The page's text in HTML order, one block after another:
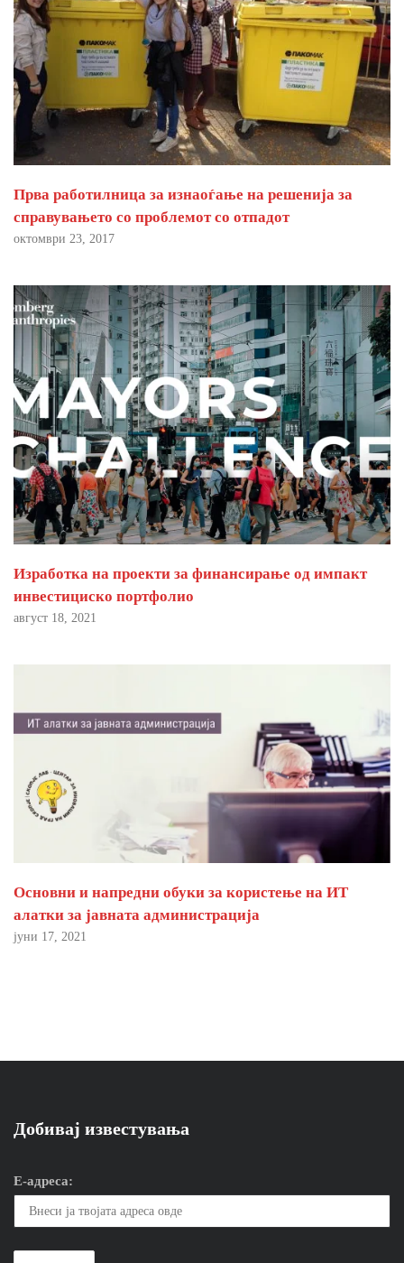
Прва работилница за изнаоѓање на решенија за
справувањето со проблемот со отпадот
октомври 23, 2017
Изработка на проекти за финансирање од импакт
инвестициско портфолио
август 18, 2021
Основни и напредни обуки за користење на ИТ
алатки за јавната администрација
јуни 17, 2021
Добивај известувања
Е-адреса: